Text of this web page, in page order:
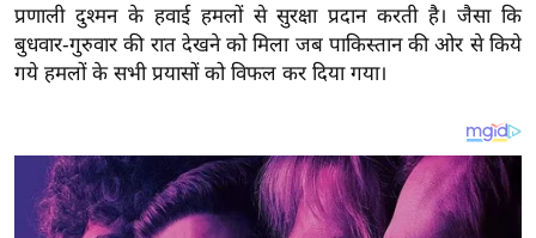
ब
ज
ट
ल
क्रि
के
प्रणाली दुश्मन के हवाई हमलों से सुरक्षा प्रदान करती है। जैसा कि
बुधवार-गुरुवार की रात देखने को मिला जब पाकिस्तान की ओर से किये
गये हमलों के सभी प्रयासों को विफल कर दिया गया।